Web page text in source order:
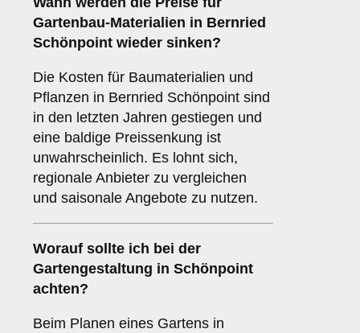
Gartenbau-Materialien in Bernried
Schönpoint wieder sinken?
Die Kosten für Baumaterialien und
Pflanzen in Bernried Schönpoint sind
in den letzten Jahren gestiegen und
eine baldige Preissenkung ist
unwahrscheinlich. Es lohnt sich,
regionale Anbieter zu vergleichen
und saisonale Angebote zu nutzen.
Worauf sollte ich bei der
Gartengestaltung in Schönpoint
achten?
Beim Planen eines Gartens in